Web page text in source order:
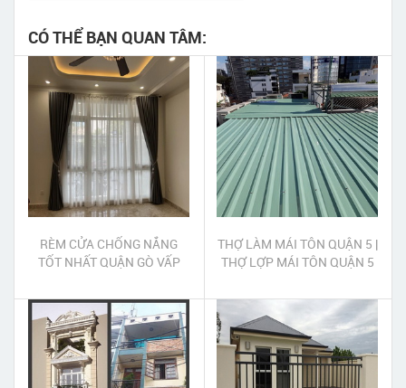
CÓ THỂ BẠN QUAN TÂM:
RÈM CỬA CHỐNG NẮNG
TỐT NHẤT QUẬN GÒ VẤP
THỢ LÀM MÁI TÔN QUẬN 5 |
THỢ LỢP MÁI TÔN QUẬN 5